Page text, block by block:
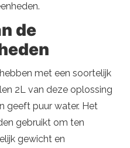
de
met een soortelijk
2L van deze oplossing
geeft puur water. Het
gebruikt om ten
gewicht en